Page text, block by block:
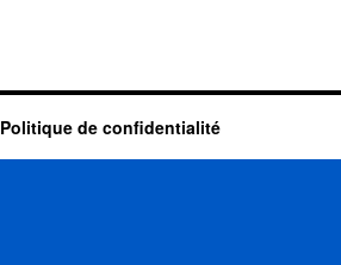
Politique de confidentialité